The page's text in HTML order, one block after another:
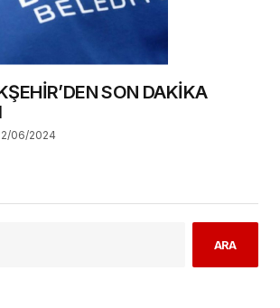
SON DAKİKA
06/2024
ARA